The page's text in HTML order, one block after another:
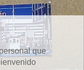
que